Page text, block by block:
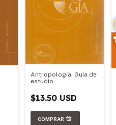
Antropología. Guía de
estudio
$13.50 USD